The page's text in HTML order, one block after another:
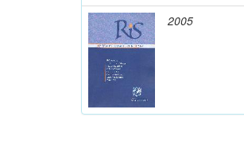
2005